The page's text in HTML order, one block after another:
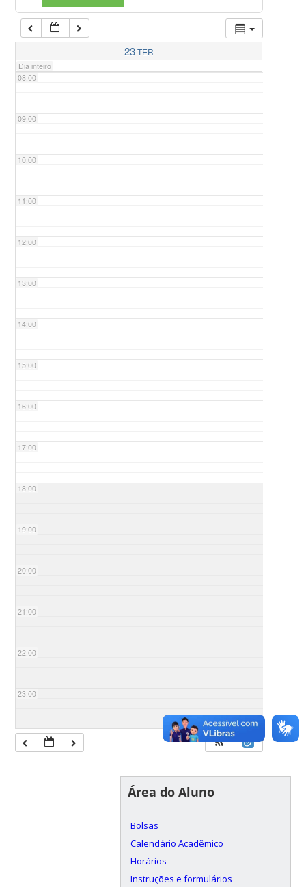
23TER
Dia inteiro
07:00
08:00
09:00
10:00
11:00
12:00
13:00
14:00
15:00
16:00
17:00
18:00
19:00
20:00
21:00
22:00
23:00
Área do Aluno
Bolsas
Calendário Acadêmico
Horários
Instruções e formulários